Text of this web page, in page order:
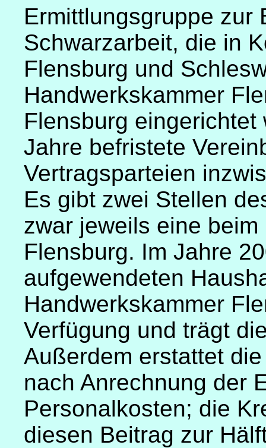
Ermittlungsgruppe zur
Schwarzarbeit, die in
Flensburg und
Handwerkskammer
Flensburg
Jahre befristete
Vertragsparteien
Es gibt zwei Stellen
zwar jeweils eine
Flensburg. Im Jahre
aufgewendeten
Handwerkskammer
Verfügung und trägt
Außerdem erstattet
nach Anrechnung der
Personalkosten; die
diesen Beitrag zur